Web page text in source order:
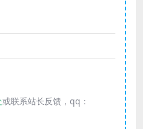
或联系站长反馈，qq：